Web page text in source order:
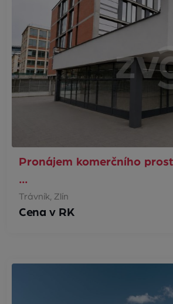
Pronájem komerčního
…
Trávník, Zlín
Cena v RK